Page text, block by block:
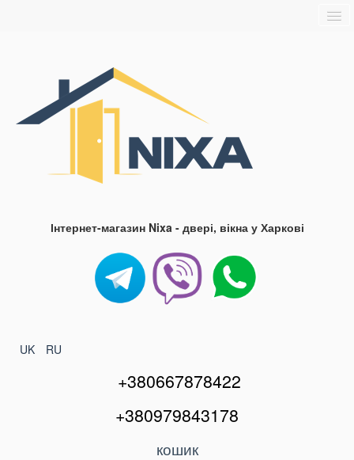
Блог
Інтернет-магазин Nixa - двері, вікна у Харкові
UK RU
+380667878422
+380979843178
кошик